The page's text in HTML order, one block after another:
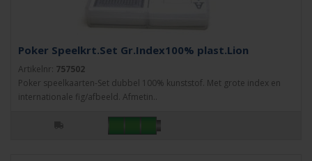
Poker Speelkrt.Set Gr.Index100% plast.Lion
Artikelnr: 757502
Poker speelkaarten-Set dubbel 100% kunststof. Met grote index en
internationale fig/afbeeld. Afmetin..